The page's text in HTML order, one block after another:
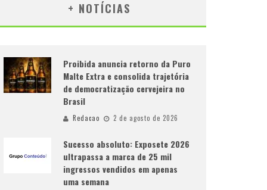
+ NOTÍCIAS
Proibida anuncia retorno da Puro
Malte Extra e consolida trajetória
de democratização cervejeira no
Brasil
Redacao 2 de agosto de 2026
Sucesso absoluto: Exposete 2026
ultrapassa a marca de 25 mil
ingressos vendidos em apenas
uma semana